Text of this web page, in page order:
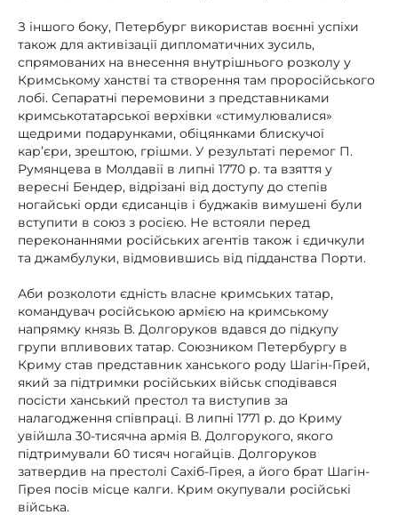
З іншого боку, Петербург використав воєнні успіхи
також для активізації дипломатичних зусиль,
спрямованих на внесення внутрішнього розколу у
Кримському ханстві та створення там проросійського
лобі. Сепаратні перемовини з представниками
кримськотатарської верхівки «стимулювалися»
щедрими подарунками, обіцянками блискучої
кар’єри, зрештою, грішми. У результаті перемог П.
Румянцева в Молдавії в липні 1770 р. та взяття у
вересні Бендер, відрізані від доступу до степів
ногайські орди єдисанців і буджаків вимушені були
вступити в союз з росією. Не встояли перед
переконаннями російських агентів також і єдичкули
та джамбулуки, відмовившись від підданства Порти.
Аби розколоти єдність власне кримських татар,
командувач російською армією на кримському
напрямку князь В. Долгоруков вдався до підкупу
групи впливових татар. Союзником Петербургу в
Криму став представник ханського роду Шагін-Гірей,
який за підтримки російських військ сподівався
посісти ханський престол та виступив за
налагодження співпраці. В липні 1771 р. до Криму
увійшла 30-тисячна армія В. Долгорукого, якого
підтримували 60 тисяч ногайців. Долгоруков
затвердив на престолі Сахіб-Гірея, а його брат Шагін-
Гірея посів місце калги. Крим окупували російські
війська.